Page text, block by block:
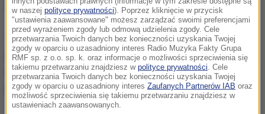
jeszcze w tej sprawie.
Te trzy ugrupowania wchodziły także w skład
poprzedniej koalicji. Dwaj inni byli koalicjanci - Partia
Radykalna i Samopomoc - odmówiły wejścia do nowej
koalicji.
w naszej polityce prywatności). Poprzez kliknięcie w przycisk
"ustawienia zaawansowane" możesz zarządzać swoimi preferencjami
przed wyrażeniem zgody lub odmową udzielenia zgody. Cele
przetwarzania Twoich danych bez konieczności uzyskania Twojej
zgody w oparciu o uzasadniony interes Radio Muzyka Fakty Grupa
RMF sp. z o.o. sp. k. oraz informacje o możliwości sprzeciwienia się
takiemu przetwarzaniu znajdziesz w polityce prywatności . Cele
przetwarzania Twoich danych bez konieczności uzyskania Twojej
zgody w oparciu o uzasadniony interes Zaufanych Partnerów IAB oraz
możliwość sprzeciwienia się takiemu przetwarzaniu znajdziesz w
ustawieniach zaawansowanych.